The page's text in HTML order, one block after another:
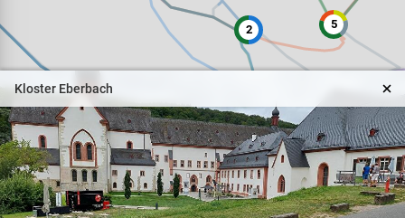
2 5
Kinder und Familien
BNE - Bildung für eine
nachhaltige Entwicklung
Regionale Erzeuger Vollständig
Kloster Eberbach